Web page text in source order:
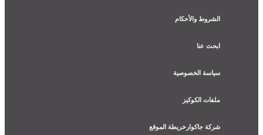
الشروط والأحكام
ابحث عنا
سياسة الخصوصية
ملفات الكوكيز
شركة جاكوارخريطة الموقع